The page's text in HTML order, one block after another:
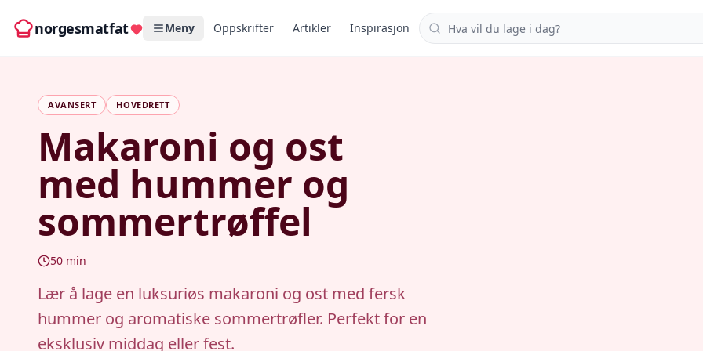
norgesmatfat Meny Oppskrifter Artikler Inspirasjon Søk i oppskrifter
AVANSERT HOVEDRETT
Makaroni og ost
med hummer og
sommertrøffel
50 min
Lær å lage en luksuriøs makaroni og ost med fersk
hummer og aromatiske sommertrøfler. Perfekt for en
eksklusiv middag eller fest.